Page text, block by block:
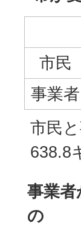
市民
事業者
市民
638.8
事業
の